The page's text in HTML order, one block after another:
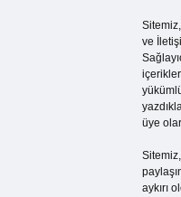
ve
üye
aykırı